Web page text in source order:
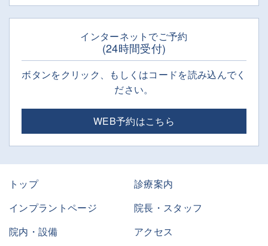
インターネットでご予約
(24時間受付)
ボタンをクリック、もしくはコードを読み込んでく
ださい。
WEB予約はこちら
トップ
診療案内
インプラントページ
院長・スタッフ
院内・設備
アクセス